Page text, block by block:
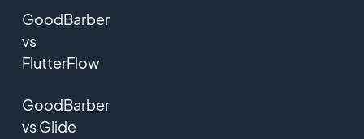
GoodBarber
vs
FlutterFlow
GoodBarber
vs Glide